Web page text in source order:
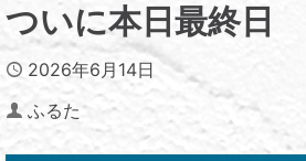
ついに本日最終日
Published
2026年6月14日
Author
ふるた